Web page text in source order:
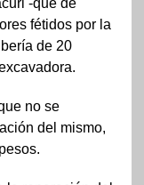
-que de
fétidos por la
de 20
no se
del mismo,